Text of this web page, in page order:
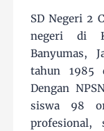
SD Negeri 2
negeri di
Banyumas,
tahun 1985
Dengan
siswa 98
profesional,